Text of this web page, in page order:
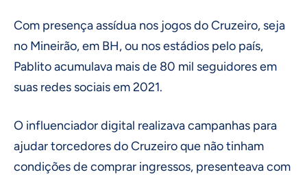
Com presença assídua nos jogos do Cruzeiro, seja
no Mineirão, em BH, ou nos estádios pelo país,
Pablito acumulava mais de 80 mil seguidores em
suas redes sociais em 2021.
O influenciador digital realizava campanhas para
ajudar torcedores do Cruzeiro que não tinham
condições de comprar ingressos, presenteava com